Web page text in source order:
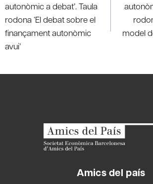
autonòmic a debat’. Taula
rodona ‘El debat sobre el
finançament autonòmic
avui’
model
Amics del país